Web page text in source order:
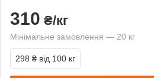
310 ₴/кг
Мінімальне замовлення — 20 кг
298 ₴ від 100 кг